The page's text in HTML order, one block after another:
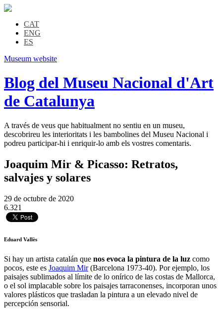
CAT
ENG
ES
Museum website
Blog del Museu Nacional d'Art
de Catalunya
A través de veus que habitualment no sentiu en un museu,
descobrireu les interioritats i les bambolines del Museu Nacional i
podreu participar-hi i enriquir-lo amb els vostres comentaris.
Joaquim Mir & Picasso: Retratos,
salvajes y solares
29 de octubre de 2020
6.321
Eduard Vallès
Si hay un artista catalán que nos evoca la pintura de la luz como
pocos, este es Joaquim Mir(Barcelona 1973-40). Por ejemplo, los
paisajes sublimados al límite de lo onírico de las costas de Mallorca,
o el sol implacable sobre los paisajes tarraconenses, incorporan unos
valores plásticos que trasladan la pintura a un elevado nivel de
percepción sensorial.